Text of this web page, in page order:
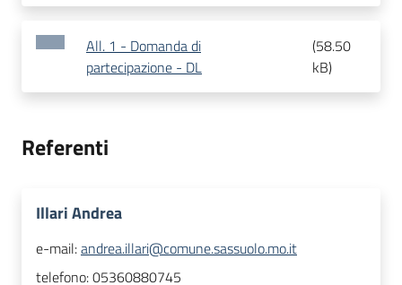
All. 1 - Domanda di
partecipazione - DL
(58.50
kB)
Referenti
Illari Andrea
e-mail:andrea.illari@comune.sassuolo.mo.it
telefono:05360880745